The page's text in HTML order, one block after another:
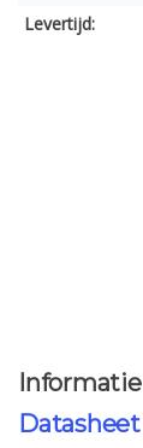
Levertijd:
Informatie
Datasheet